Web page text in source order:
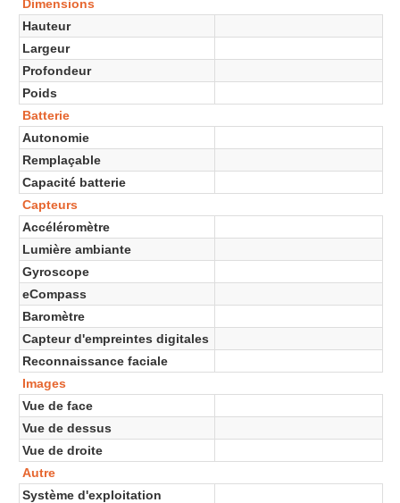
Dimensions
Hauteur
Largeur
Profondeur
Poids
Batterie
Autonomie
Remplaçable
Capacité batterie
Capteurs
Accéléromètre
Lumière ambiante
Gyroscope
eCompass
Baromètre
Capteur d'empreintes digitales
Reconnaissance faciale
Images
Vue de face
Vue de dessus
Vue de droite
Autre
Système d'exploitation